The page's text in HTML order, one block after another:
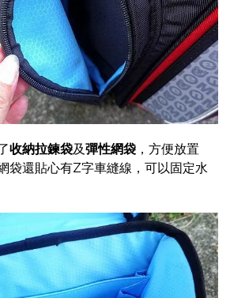
收納拉鍊袋及彈性網袋 ，方便放置
袋還貼心有Z字車縫線，可以固定水